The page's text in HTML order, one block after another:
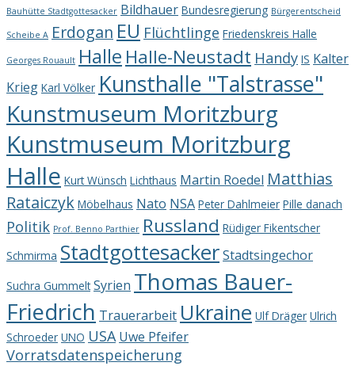
Bauhütte Stadtgottesacker Bildhauer Bundesregierung Bürgerentscheid
Scheibe A Erdogan EU Flüchtlinge Friedenskreis Halle
Georges Rouault Halle Halle-Neustadt Handy IS Kalter
Krieg Karl Völker Kunsthalle "Talstrasse"
Kunstmuseum Moritzburg
Kunstmuseum Moritzburg
Halle Kurt Wünsch Lichthaus Martin Roedel Matthias
Rataiczyk Möbelhaus Nato NSA Peter Dahlmeier Pille danach
Politik Prof. Benno Parthier Russland Rüdiger Fikentscher
Schmirma StadtgottesackerStadtsingechor
Suchra Gummelt Syrien Thomas Bauer-
Friedrich Trauerarbeit Ukraine Ulf Dräger Ulrich
Schroeder UNO USA Uwe Pfeifer
Vorratsdatenspeicherung